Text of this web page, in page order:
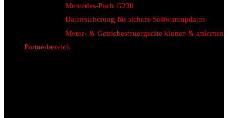
Mercedes-Puch G230
Datensicherung für sichere Softwareupdates
Motor- & Getriebesteuergeräte klonen & anlernen
Partnerbereich